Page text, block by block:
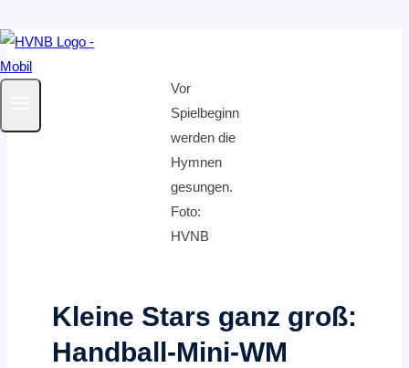
Zum
Inhalt
Vor
Spielbeginn
werden die
Hymnen
gesungen.
Foto:
HVNB
Kleine Stars ganz groß:
Handball-Mini-WM